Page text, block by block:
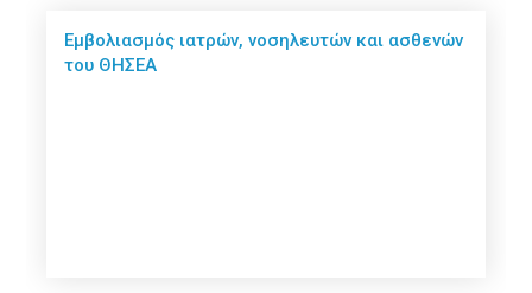
Εμβολιασμός ιατρών, νοσηλευτών και ασθενών
του ΘΗΣΕΑ